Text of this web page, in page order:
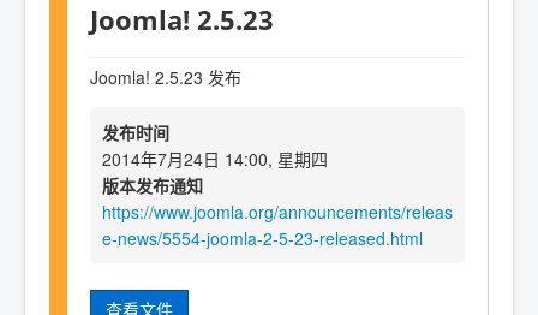
Joomla! 2.5.23
Joomla! 2.5.23 发布
发布时间
2014年7月24日 14:00, 星期四
版本发布通知
https://www.joomla.org/announcements/releas
e-news/5554-joomla-2-5-23-released.html
查看文件